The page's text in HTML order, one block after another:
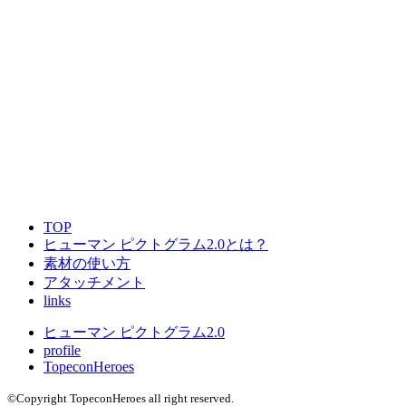
TOP
ヒューマン ピクトグラム2.0とは？
素材の使い方
アタッチメント
links
ヒューマン ピクトグラム2.0
profile
TopeconHeroes
©Copyright TopeconHeroes all right reserved.